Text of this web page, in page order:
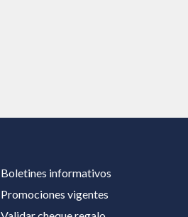
Boletines informativos
Promociones vigentes